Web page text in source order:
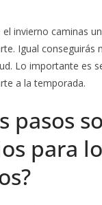
invierno caminas
Igual conseguirás
Lo importante es
a la temporada.
pasos
para